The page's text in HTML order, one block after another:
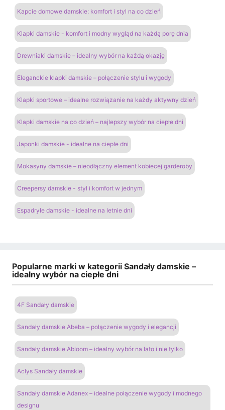
Kapcie domowe damskie: komfort i styl na co dzień
Klapki damskie - komfort i modny wygląd na każdą porę dnia
Drewniaki damskie – idealny wybór na każdą okazję
Eleganckie klapki damskie – połączenie stylu i wygody
Klapki sportowe – idealne rozwiązanie na każdy aktywny dzień
Klapki damskie na co dzień – najlepszy wybór na ciepłe dni
Japonki damskie - idealne na ciepłe dni
Mokasyny damskie – nieodłączny element kobiecej garderoby
Creepersy damskie - styl i komfort w jednym
Espadryle damskie - idealne na letnie dni
Popularne marki w kategorii Sandały damskie –
idealny wybór na ciepłe dni
4F Sandały damskie
Sandały damskie Abeba – połączenie wygody i elegancji
Sandały damskie Abloom – idealny wybór na lato i nie tylko
Aclys Sandały damskie
Sandały damskie Adanex – idealne połączenie wygody i modnego
designu